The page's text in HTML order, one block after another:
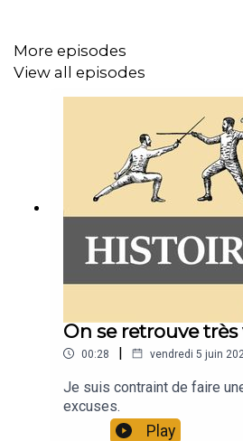
contre cette image négative.
Officiellement, l’organisation
le racisme et les
Américains. Ses actions visaient
à l’utilisation du terme "mafia"
les discours publics, Colombo
d'un stéréotype injuste et
manifestations, des
de communication nationale
aux problèmes que rencontrait la
Mais derrière cette façade
civiques, l'IACRL servait aussi
En mettant la pression sur le
More episodes
View all episodes
On se retrouve très
00:28 | vendredi 5 juin
Je suis contraint de faire
excuses.
Play